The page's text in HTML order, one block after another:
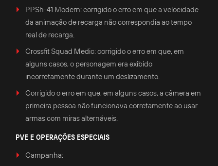
PPSh-41 Modern: corrigido o erro em que a velocidade
da animação de recarga não correspondia ao tempo
real de recarga.
Crossfit Squad Medic: corrigido o erro em que, em
alguns casos, o personagem era exibido
incorretamente durante um deslizamento.
Corrigido o erro em que, em alguns casos, a câmera em
primeira pessoa não funcionava corretamente ao usar
armas com miras alternáveis.
PVE E OPERAÇÕES ESPECIAIS
Campanha: